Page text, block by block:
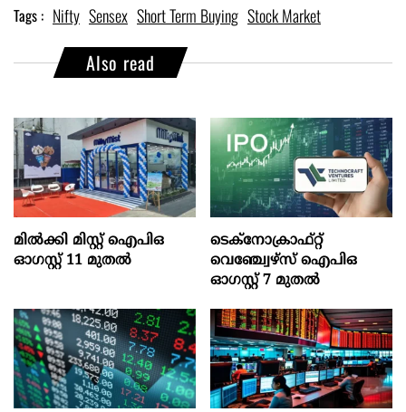
Tags : Nifty Sensex Short Term Buying Stock Market
Also read
മില്‍ക്കി മിസ്റ്റ്‌ ഐപിഒ
ഓഗസ്റ്റ്‌ 11 മുതല്‍
ടെക്‌നോക്രാഫ്‌റ്റ്‌
വെഞ്ച്വേഴ്‌സ്‌ ഐപിഒ
ഓഗസ്റ്റ്‌ 7 മുതല്‍